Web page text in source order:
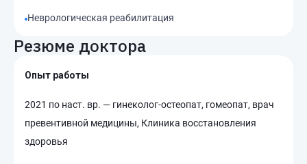
Неврологическая реабилитация
Резюме доктора
Опыт работы
2021 по наст. вр. — гинеколог-остеопат, гомеопат, врач
превентивной медицины, Клиника восстановления
здоровья